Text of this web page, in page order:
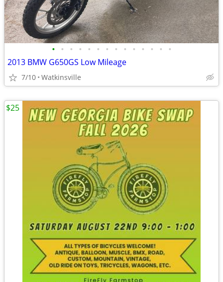
• • • • • • • • • • • • • •
2013 BMW G650GS Low Mileage
7/10 Watkinsville
$25